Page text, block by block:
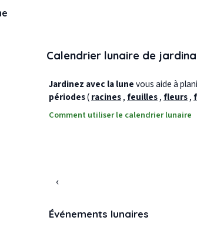
Calendrier lunaire de
Jardinez avec la lunevous aide à
périodes(racines, feuilles, fleurs,
Comment utiliser le calendrier lunaire
‹
Événements lunaires